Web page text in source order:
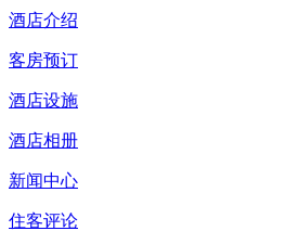
酒店介绍
客房预订
酒店设施
酒店相册
新闻中心
住客评论